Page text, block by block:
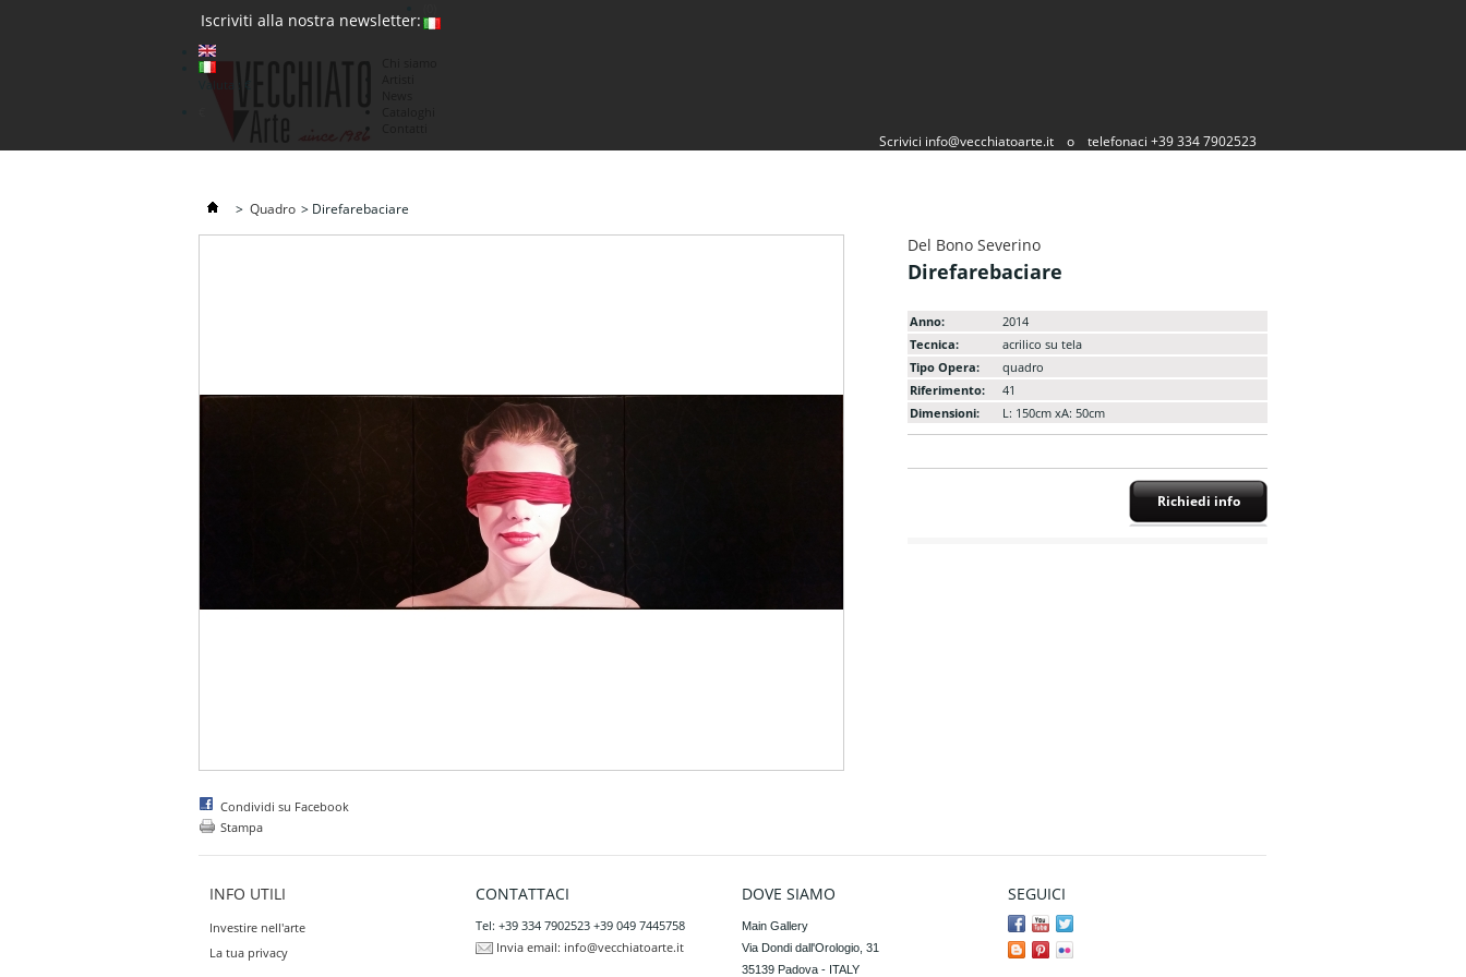
Iscriviti alla nostra newsletter:
Scrivici info@vecchiatoarte.it o telefonaci +39 334 7902523
> Quadro > Direfarebaciare
Condividi su Facebook
Stampa
Del Bono Severino
Direfarebaciare
Anno:
2014
Tecnica:
acrilico su tela
Tipo Opera:
quadro
Riferimento:
41
Dimensioni:
L: 150cm xA: 50cm
Richiedi info
INFO UTILI
Investire nell'arte
La tua privacy
CONTATTACI
Tel: +39 334 7902523 +39 049 7445758
Invia email: info@vecchiatoarte.it
DOVE SIAMO
Main Gallery
Via Dondi dall'Orologio, 31
35139 Padova - ITALY
SEGUICI